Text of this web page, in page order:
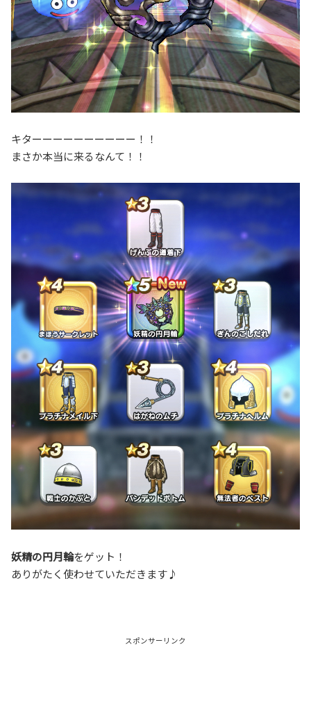
キターーーーーーーーーー！！
まさか本当に来るなんて！！
妖精の円月輪をゲット！
ありがたく使わせていただきます♪
スポンサーリンク